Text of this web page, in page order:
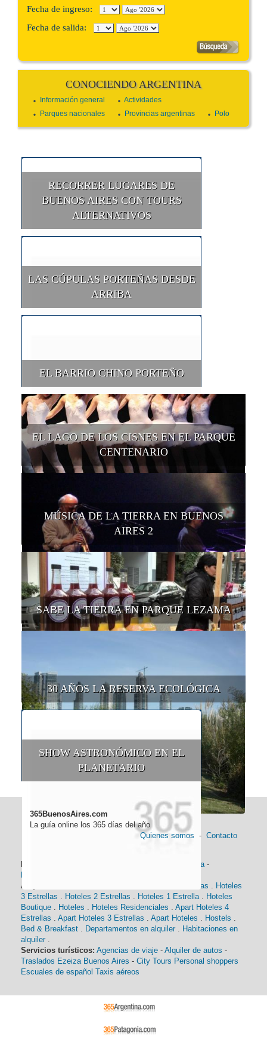
Fecha de ingreso:
Fecha de salida:
CONOCIENDO ARGENTINA
Información general
Actividades
Parques nacionales
Provincias argentinas Polo
RECORRER LUGARES DE
BUENOS AIRES CON TOURS
ALTERNATIVOS
LAS CÚPULAS PORTEÑAS DESDE
ARRIBA
EL BARRIO CHINO PORTEÑO
EL LAGO DE LOS CISNES EN EL PARQUE
CENTENARIO
MÚSICA DE LA TIERRA EN BUENOS
AIRES 2
SABE LA TIERRA EN PARQUE LEZAMA
30 AÑOS LA RESERVA ECOLÓGICA
SHOW ASTRONÓMICO EN EL
PLANETARIO
365BuenosAires.com
La guía online los 365 días del año
Quienes somos - Contacto
Historia-
Alojamiento:
Hoteles 4 Estrellas . Hoteles
3 Estrellas . Hoteles 2 Estrellas . Hoteles 1 Estrella. Hoteles
Boutique . Hoteles . Hoteles Residenciales . Apart Hoteles 4
Estrellas . Apart Hoteles 3 Estrellas . Apart Hoteles . Hostels .
Bed & Breakfast . Departamentos en alquiler . Habitaciones en
alquiler .
Servicios turísticos: Agencias de viaje - Alquiler de autos -
Traslados Ezeiza Buenos Aires - City Tours Personal shoppers
Escuales de español Taxis aéreos